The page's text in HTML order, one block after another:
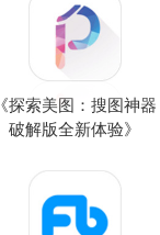
《探索美图：搜图神器
破解版全新体验》